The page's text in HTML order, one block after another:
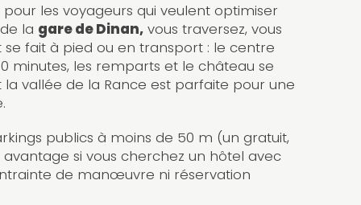
pour les voyageurs qui veulent optimiser
la gare de Dinan, vous traversez, vous
se fait à pied ou en transport : le centre
minutes, les remparts et le château se
vallée de la Rance est parfaite pour une
publics à moins de 50 m (un gratuit,
avantage si vous cherchez un hôtel avec
de manœuvre ni réservation